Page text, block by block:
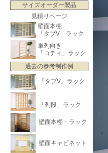
サイズオーダー製品
見積りページ
壁面本棚
「タブV」ラック
単列向き
「コティ」ラック
過去の参考制作例
「タブV」ラック
「列段」ラック
壁面本棚・ラック
壁面キャビネット